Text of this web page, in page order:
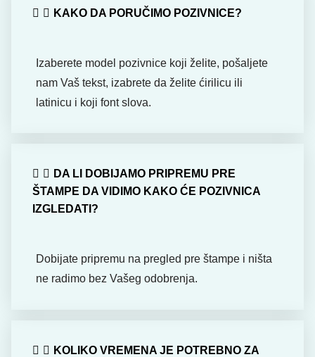
KAKO DA PORUČIMO POZIVNICE?
Izaberete model pozivnice koji želite, pošaljete
nam Vaš tekst, izabrete da želite ćirilicu ili
latinicu i koji font slova.
DA LI DOBIJAMO PRIPREMU PRE
ŠTAMPE DA VIDIMO KAKO ĆE POZIVNICA
IZGLEDATI?
Dobijate pripremu na pregled pre štampe i ništa
ne radimo bez Vašeg odobrenja.
KOLIKO VREMENA JE POTREBNO ZA